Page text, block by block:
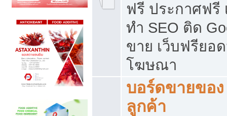
ฟรี ประกาศฟรี
ทำ SEO ติด
ขาย เว็บฟรียอ
โฆษณา
บอร์ดขายของ
ลูกค้า